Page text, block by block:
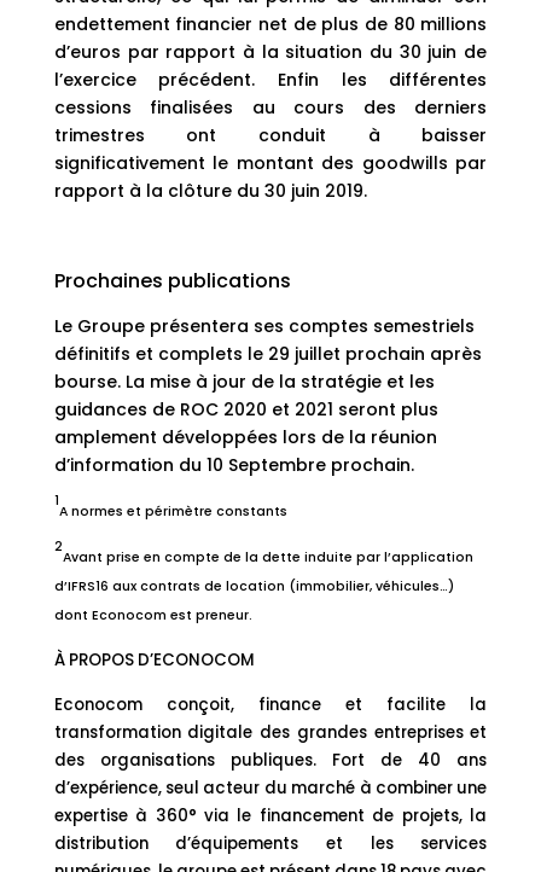
endettement financier net de plus de 80 millions
d’euros par rapport à la situation du 30 juin de
l’exercice précédent. Enfin les différentes
cessions finalisées au cours des derniers
trimestres ont conduit à baisser
significativement le montant des goodwills par
rapport à la clôture du 30 juin 2019.
Prochaines publications
Le Groupe présentera ses comptes semestriels
définitifs et complets le 29 juillet prochain après
bourse. La mise à jour de la stratégie et les
guidances de ROC 2020 et 2021 seront plus
amplement développées lors de la réunion
d’information du 10 Septembre prochain.
1
A normes et périmètre constants
2
Avant prise en compte de la dette induite par l’application
d’IFRS16 aux contrats de location (immobilier, véhicules…)
dont Econocom est preneur.
À PROPOS D’ECONOCOM
Econocom conçoit, finance et facilite la
transformation digitale des grandes entreprises et
des organisations publiques. Fort de 40 ans
d’expérience, seul acteur du marché à combiner une
expertise à 360° via le financement de projets, la
distribution d’équipements et les services